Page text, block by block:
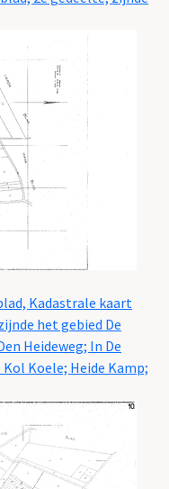
Kadastrale kaart
het gebied De
Heideweg; In De
Koele; Heide Kamp;